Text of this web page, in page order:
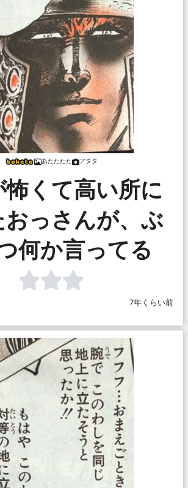
あたたたた アタタ
怖くて高い所に
っさんが、ぶ
何か言ってる
7年くらい前